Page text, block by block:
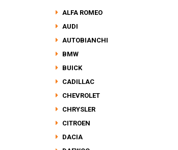
ALFA ROMEO
AUDI
AUTOBIANCHI
BMW
BUICK
CADILLAC
CHEVROLET
CHRYSLER
CITROEN
DACIA